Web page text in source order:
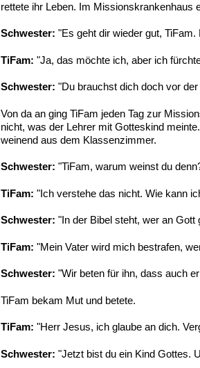
rettete ihr Leben. Im Missionskrankenhaus
Schwester: "Es geht dir wieder gut,
TiFam: "Ja, das möchte ich, aber ich
Schwester: "Du brauchst dich doch vor
Von da an ging TiFam jeden Tag zur
nicht, was der Lehrer mit Gotteskind
weinend aus dem Klassenzimmer.
Schwester: "TiFam, warum weinst du
TiFam: "Ich verstehe das nicht. Wie kann
Schwester: "In der Bibel steht, wer an
TiFam: "Mein Vater wird mich bestrafen,
Schwester: "Wir beten für ihn, dass auch
TiFam bekam Mut und betete.
TiFam: "Herr Jesus, ich glaube an dich.
Schwester: "Jetzt bist du ein Kind Gottes.